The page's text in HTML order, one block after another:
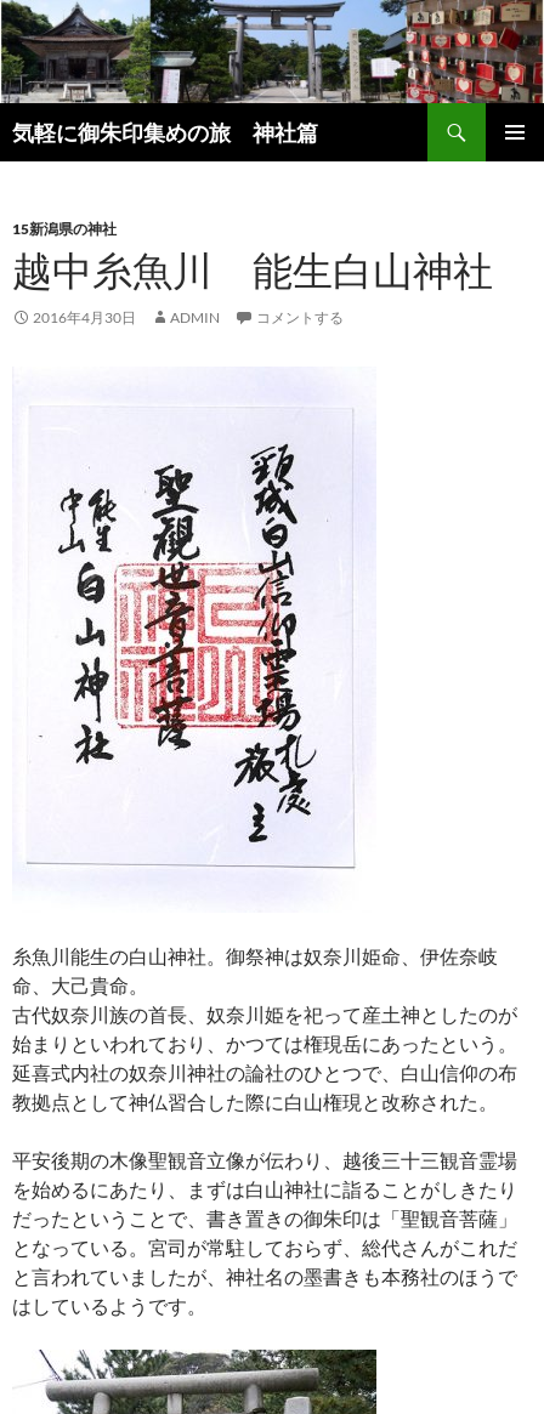
コ
ン
テ
ン
ツ
へ
プ
気軽に御朱印集めの旅 神社篇
索
15新潟県の神社
越中糸魚川 能生白山神社
2016年4月30日 ADMIN コメントする
糸魚川能生の白山神社。御祭神は奴奈川姫命、伊佐奈岐
命、大己貴命。
古代奴奈川族の首長、奴奈川姫を祀って産土神としたのが
始まりといわれており、かつては権現岳にあったという。
延喜式内社の奴奈川神社の論社のひとつで、白山信仰の布
教拠点として神仏習合した際に白山権現と改称された。
平安後期の木像聖観音立像が伝わり、越後三十三観音霊場
を始めるにあたり、まずは白山神社に詣ることがしきたり
だったということで、書き置きの御朱印は「聖観音菩薩」
となっている。宮司が常駐しておらず、総代さんがこれだ
と言われていましたが、神社名の墨書きも本務社のほうで
はしているようです。